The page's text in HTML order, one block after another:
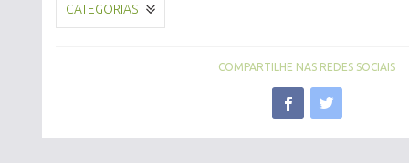
CATEGORIAS
COMPARTILHE NAS REDES SOCIAIS